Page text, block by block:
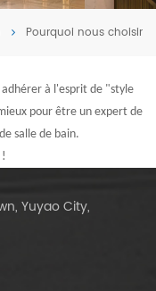
Pourquoi nous choisir
à l'esprit de "style
pour être un expert de
salle de bain.
Yuyao City,